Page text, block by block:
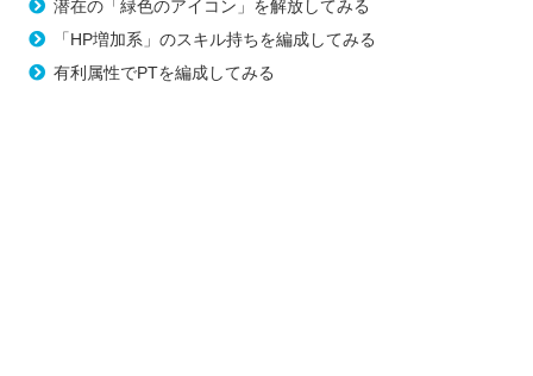
潜在の「緑色のアイコン」を解放してみる
「HP増加系」のスキル持ちを編成してみる
有利属性でPTを編成してみる